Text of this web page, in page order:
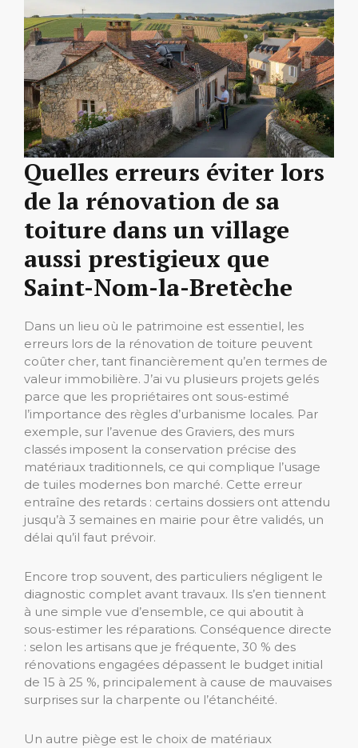
Quelles erreurs éviter lors
de la rénovation de sa
toiture dans un village
aussi prestigieux que
Saint-Nom-la-Bretèche
Dans un lieu où le patrimoine est essentiel, les
erreurs lors de la rénovation de toiture peuvent
coûter cher, tant financièrement qu’en termes de
valeur immobilière. J’ai vu plusieurs projets gelés
parce que les propriétaires ont sous-estimé
l’importance des règles d’urbanisme locales. Par
exemple, sur l’avenue des Graviers, des murs
classés imposent la conservation précise des
matériaux traditionnels, ce qui complique l’usage
de tuiles modernes bon marché. Cette erreur
entraîne des retards : certains dossiers ont attendu
jusqu’à 3 semaines en mairie pour être validés, un
délai qu’il faut prévoir.
Encore trop souvent, des particuliers négligent le
diagnostic complet avant travaux. Ils s’en tiennent
à une simple vue d’ensemble, ce qui aboutit à
sous-estimer les réparations. Conséquence directe
: selon les artisans que je fréquente, 30 % des
rénovations engagées dépassent le budget initial
de 15 à 25 %, principalement à cause de mauvaises
surprises sur la charpente ou l’étanchéité.
Un autre piège est le choix de matériaux